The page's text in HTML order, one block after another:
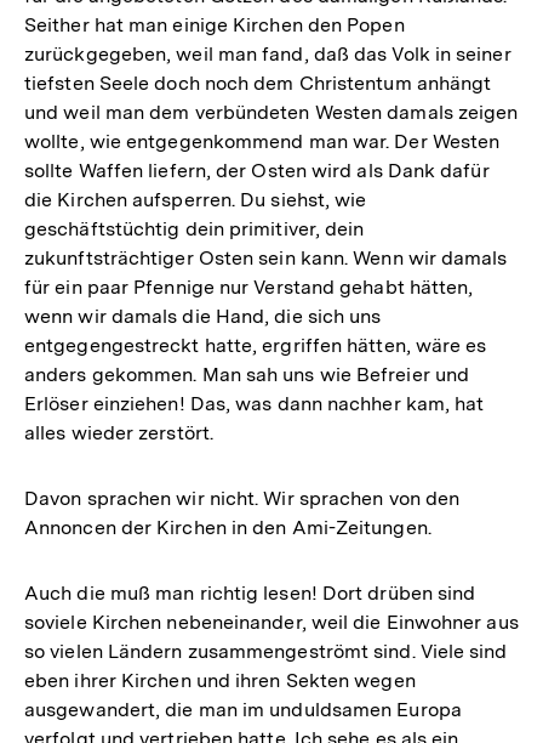
Seither hat man einige Kirchen den Popen
zurückgegeben, weil man fand, daß das Volk in seiner
tiefsten Seele doch noch dem Christentum anhängt
und weil man dem verbündeten Westen damals zeigen
wollte, wie entgegenkommend man war. Der Westen
sollte Waffen liefern, der Osten wird als Dank dafür
die Kirchen aufsperren. Du siehst, wie
geschäftstüchtig dein primitiver, dein
zukunftsträchtiger Osten sein kann. Wenn wir damals
für ein paar Pfennige nur Verstand gehabt hätten,
wenn wir damals die Hand, die sich uns
entgegengestreckt hatte, ergriffen hätten, wäre es
anders gekommen. Man sah uns wie Befreier und
Erlöser einziehen! Das, was dann nachher kam, hat
alles wieder zerstört.
Davon sprachen wir nicht. Wir sprachen von den
Annoncen der Kirchen in den Ami-Zeitungen.
Auch die muß man richtig lesen! Dort drüben sind
soviele Kirchen nebeneinander, weil die Einwohner aus
so vielen Ländern zusammengeströmt sind. Viele sind
eben ihrer Kirchen und ihren Sekten wegen
ausgewandert, die man im unduldsamen Europa
verfolgt und vertrieben hatte. Ich sehe es als ein